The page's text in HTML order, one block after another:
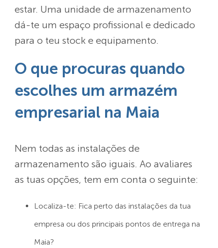
estar. Uma unidade de armazenamento
dá-te um espaço profissional e dedicado
para o teu stock e equipamento.
O que procuras quando
escolhes um armazém
empresarial na Maia
Nem todas as instalações de
armazenamento são iguais. Ao avaliares
as tuas opções, tem em conta o seguinte:
Localiza-te: Fica perto das instalações da tua
empresa ou dos principais pontos de entrega na
Maia?